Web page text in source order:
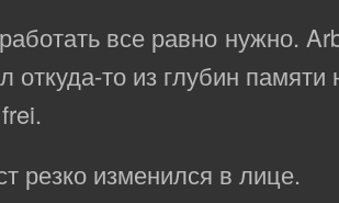
все равно нужно.
откуда-то из глубин
резко изменился в лице.